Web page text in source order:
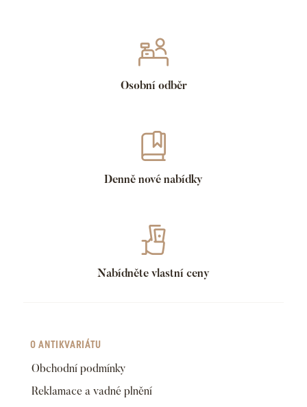
Osobní odběr
Denně nové nabídky
Nabídněte vlastní ceny
O ANTIKVARIÁTU
Obchodní podmínky
Reklamace a vadné plnění